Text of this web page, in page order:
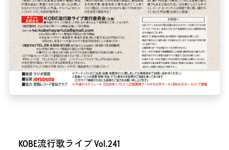
KOBE流行歌ライブ Vol.241